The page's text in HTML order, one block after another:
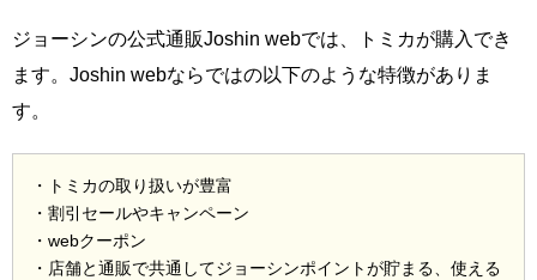
ジョーシンの公式通販Joshin webでは、トミカが購入でき
ます。Joshin webならではの以下のような特徴がありま
す。
・トミカの取り扱いが豊富
・割引セールやキャンペーン
・webクーポン
・店舗と通販で共通してジョーシンポイントが貯まる、使える